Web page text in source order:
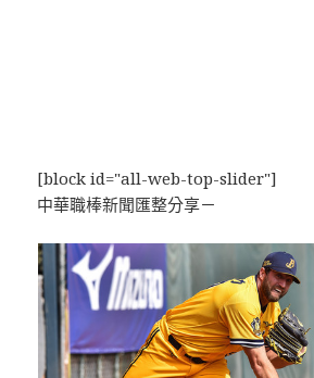
[block id="all-web-top-slider"]
中華職棒新聞匯整分享－